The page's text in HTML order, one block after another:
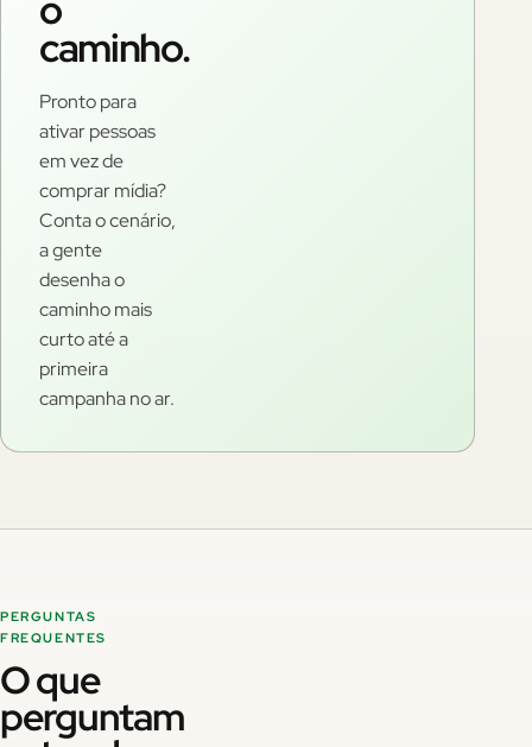
caminho.
Pronto para
ativar pessoas
em vez de
comprar mídia?
Conta o cenário,
a gente
desenha o
caminho mais
curto até a
primeira
campanha no ar.
PERGUNTAS
FREQUENTES
O que
perguntam